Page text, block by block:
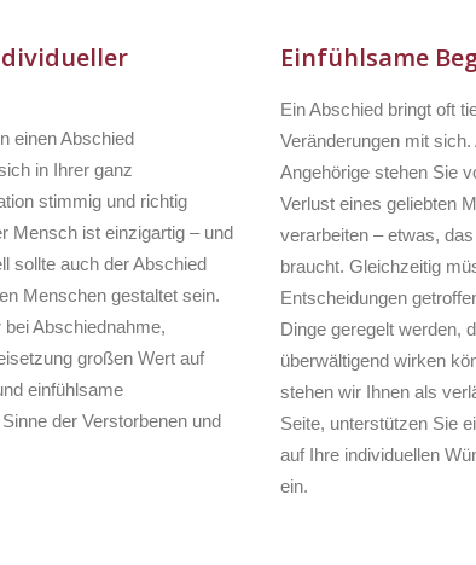
einen Abschied
in Ihrer ganz
stimmig und richtig
Mensch ist einzigartig – und
sollte auch der Abschied
Menschen gestaltet sein.
Abschiednahme,
großen Wert auf
einfühlsame
der Verstorbenen und
Einfühlsame
Ein Abschied bringt oft
Veränderungen mit sich.
Angehörige stehen Sie
Verlust eines geliebten
verarbeiten – etwas,
braucht. Gleichzeitig
Entscheidungen
Dinge geregelt werden,
überwältigend wirken
stehen wir Ihnen als
Seite, unterstützen Sie
auf Ihre individuellen
ein.